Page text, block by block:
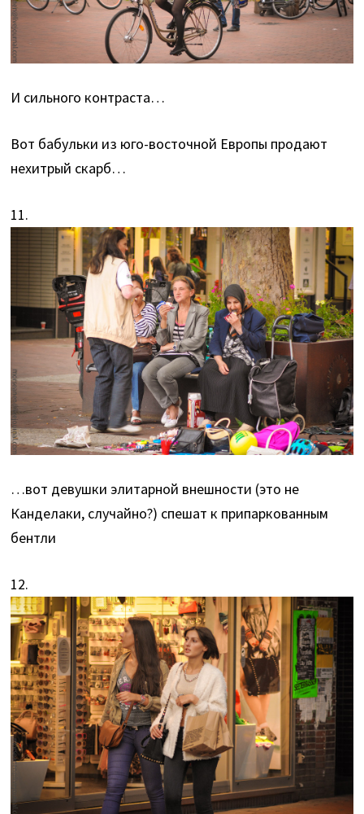
И сильного контраста…
Вот бабульки из юго-восточной Европы продают
нехитрый скарб…
11.
…вот девушки элитарной внешности (это не
Канделаки, случайно?) спешат к припаркованным
бентли
12.